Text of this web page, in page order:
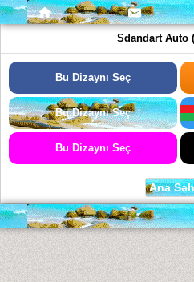
Sdandart Auto
Bu Dizaynı Seç
Bu Dizaynı Seç
Bu Dizaynı Seç
Ana